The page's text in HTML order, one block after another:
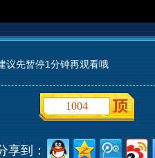
议先暂停1分钟再观看哦
1004
享到：